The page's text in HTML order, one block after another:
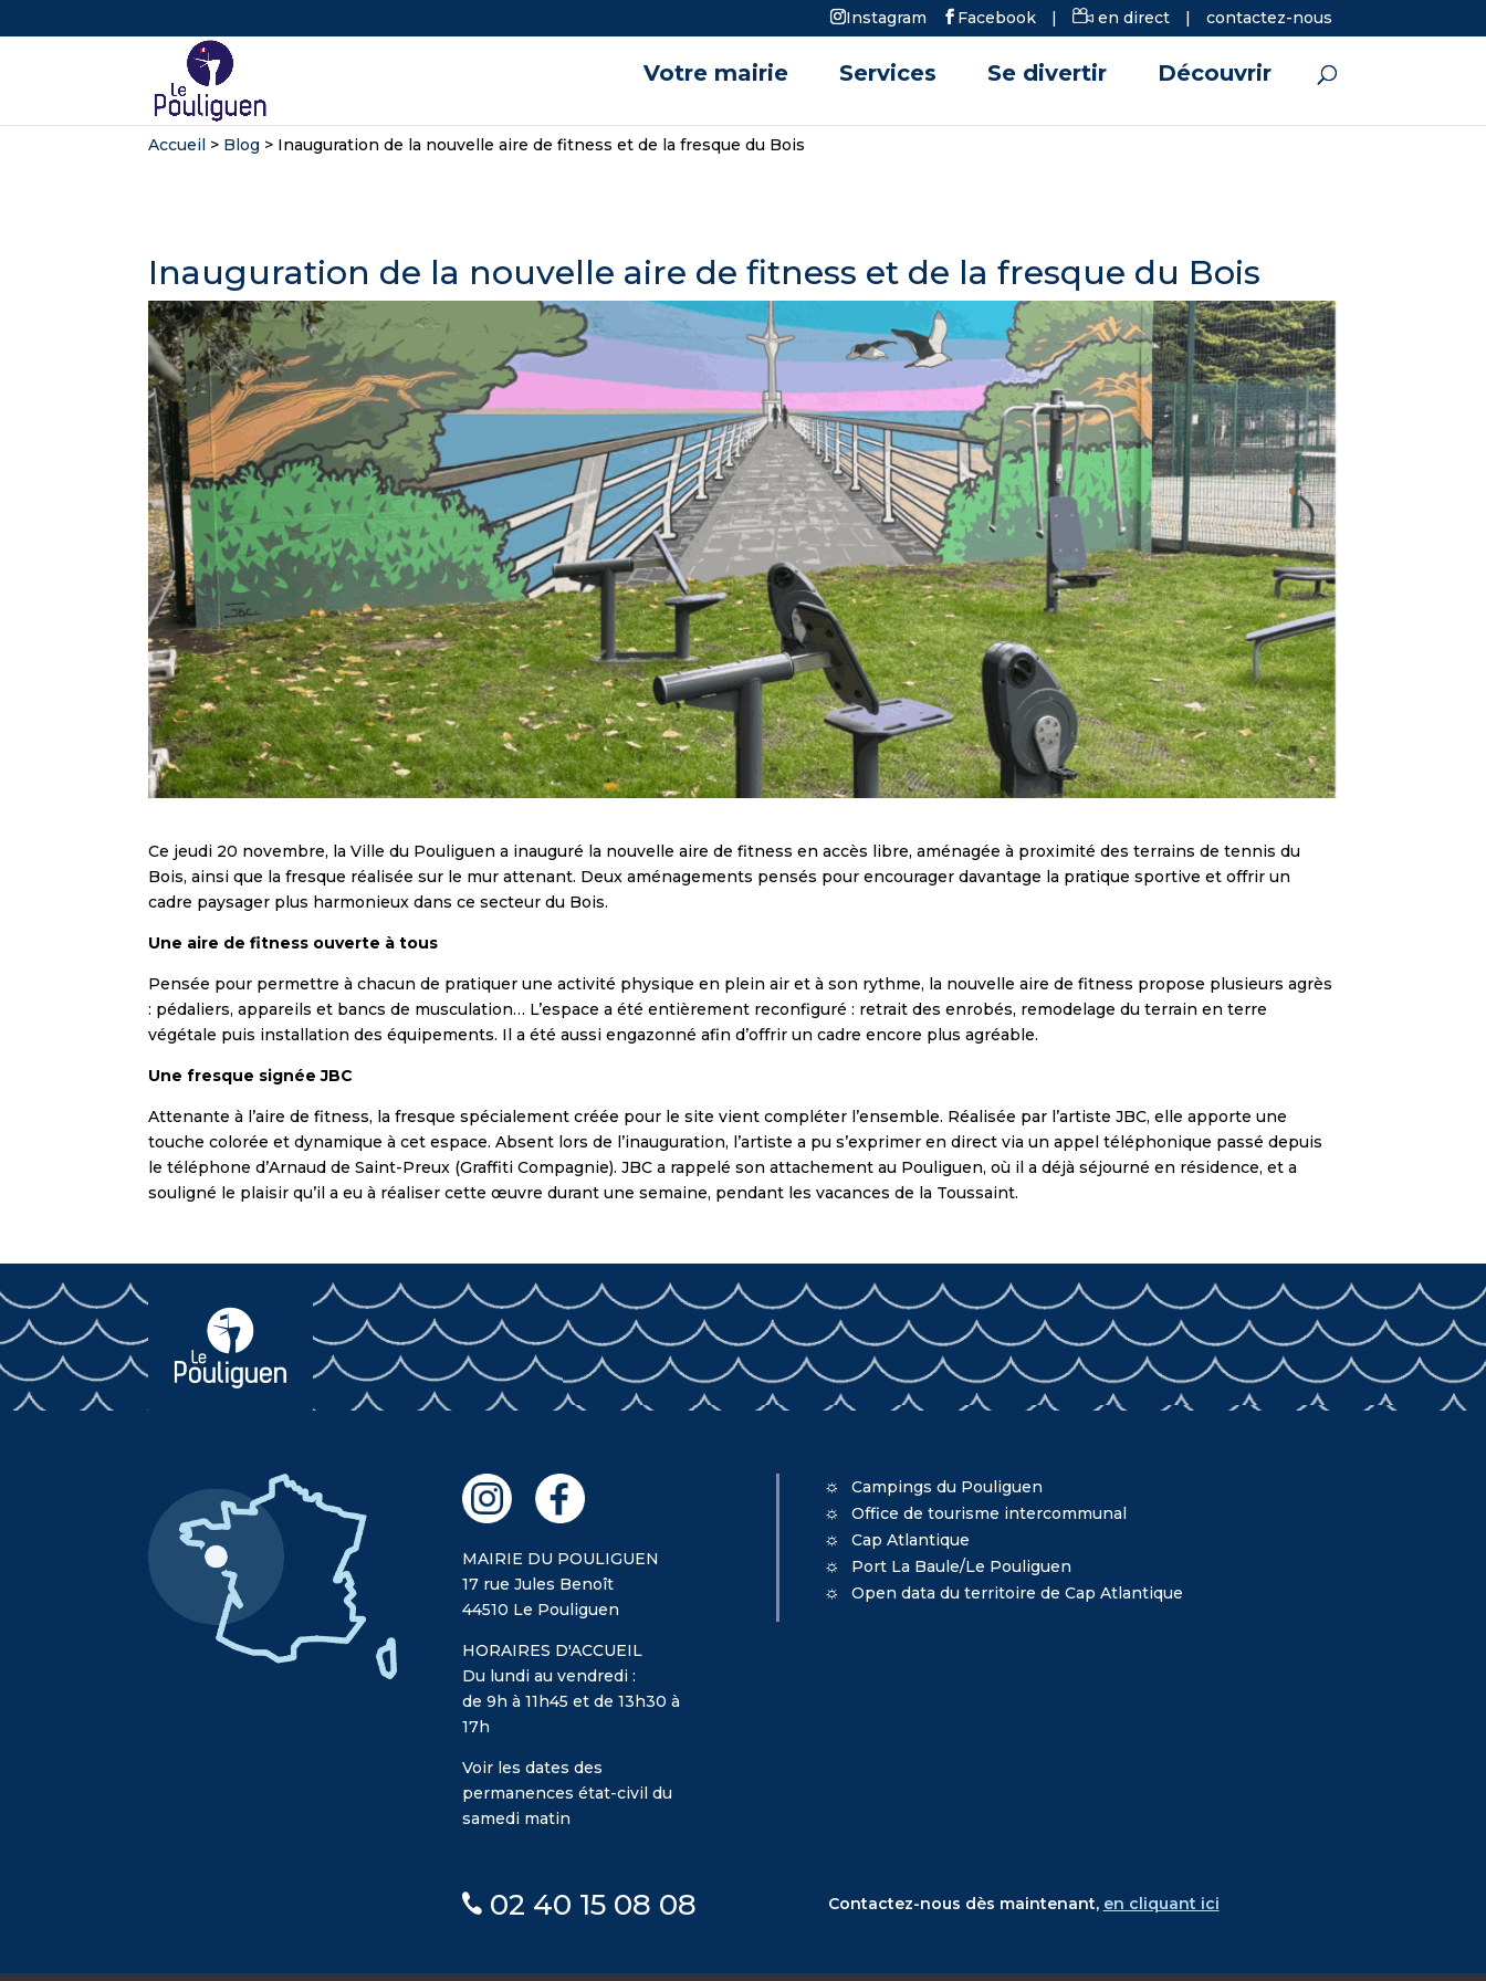
Instagram Facebook | en direct | contactez-nous
Votre mairie Services Se divertir Découvrir
Accueil > Blog > Inauguration de la nouvelle aire de fitness et de la fresque du Bois
Inauguration de la nouvelle aire de fitness et de la fresque du Bois
Ce jeudi 20 novembre, la Ville du Pouliguen a inauguré la nouvelle aire de fitness en accès libre, aménagée à proximité des terrains de tennis du
Bois, ainsi que la fresque réalisée sur le mur attenant. Deux aménagements pensés pour encourager davantage la pratique sportive et offrir un
cadre paysager plus harmonieux dans ce secteur du Bois.
Une aire de fitness ouverte à tous
Pensée pour permettre à chacun de pratiquer une activité physique en plein air et à son rythme, la nouvelle aire de fitness propose plusieurs agrès
: pédaliers, appareils et bancs de musculation… L’espace a été entièrement reconfiguré : retrait des enrobés, remodelage du terrain en terre
végétale puis installation des équipements. Il a été aussi engazonné afin d’offrir un cadre encore plus agréable.
Une fresque signée JBC
Attenante à l’aire de fitness, la fresque spécialement créée pour le site vient compléter l’ensemble. Réalisée par l’artiste JBC, elle apporte une
touche colorée et dynamique à cet espace. Absent lors de l’inauguration, l’artiste a pu s’exprimer en direct via un appel téléphonique passé depuis
le téléphone d’Arnaud de Saint-Preux (Graffiti Compagnie). JBC a rappelé son attachement au Pouliguen, où il a déjà séjourné en résidence, et a
souligné le plaisir qu’il a eu à réaliser cette œuvre durant une semaine, pendant les vacances de la Toussaint.
MAIRIE DU POULIGUEN
17 rue Jules Benoît
44510 Le Pouliguen
HORAIRES D'ACCUEIL
Du lundi au vendredi :
de 9h à 11h45 et de 13h30 à
17h
Voir les dates des
permanences état-civil du
samedi matin
Campings du Pouliguen
Office de tourisme intercommunal
Cap Atlantique
Port La Baule/Le Pouliguen
Open data du territoire de Cap Atlantique
02 40 15 08 08 Contactez-nous dès maintenant, en cliquant ici